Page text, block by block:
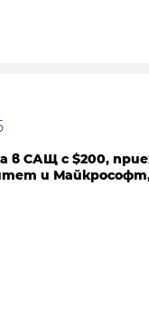
в САЩ с $200,
и Майкрософт,